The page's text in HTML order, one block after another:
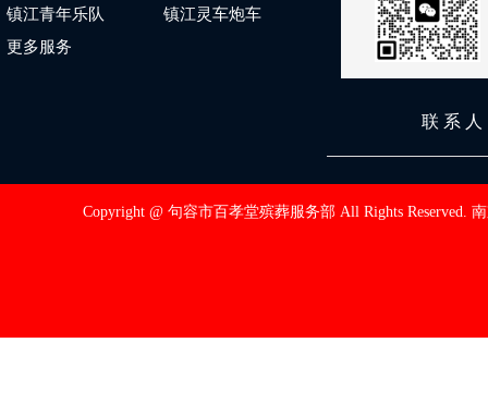
镇江青年乐队
镇江灵车炮车
更多服务
联 系 人
Copyright @ 句容市百孝堂殡葬服务部 All Rights Reserved.